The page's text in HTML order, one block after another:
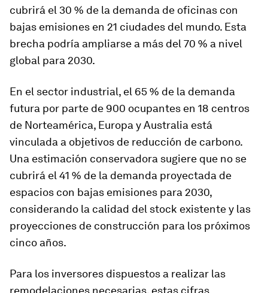
cubrirá el 30 % de la demanda de oficinas con
bajas emisiones en 21 ciudades del mundo. Esta
brecha podría ampliarse a más del 70 % a nivel
global para 2030.
En el sector industrial, el 65 % de la demanda
futura por parte de 900 ocupantes en 18 centros
de Norteamérica, Europa y Australia está
vinculada a objetivos de reducción de carbono.
Una estimación conservadora sugiere que no se
cubrirá el 41 % de la demanda proyectada de
espacios con bajas emisiones para 2030,
considerando la calidad del stock existente y las
proyecciones de construcción para los próximos
cinco años.
Para los inversores dispuestos a realizar las
remodelaciones necesarias, estas cifras